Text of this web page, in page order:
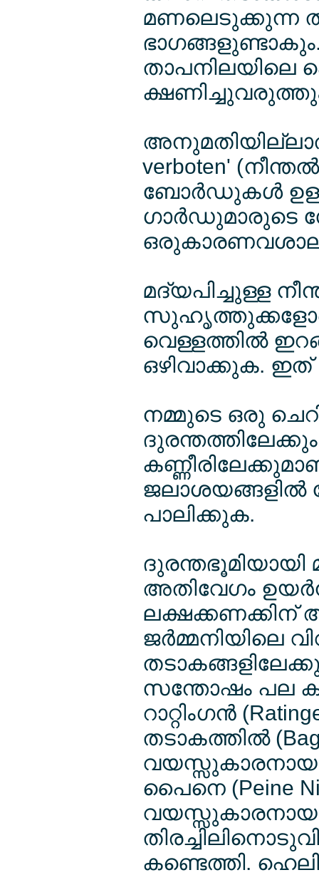
മണലെടുക്കുന്ന
താപനിലയിലെ
verboten'
ബോര്‍ഡുകള്‍
ഗാര്‍ഡുമാരുടെ
മദ്യപിച്ചുള്ള
വെള്ളത്തില്‍
ഒഴിവാക്കുക.
നമ്മുടെ ഒരു
ജലാശയങ്ങളില്‍
പാലിക്കുക.
അതിവേഗം
ലക്ഷക്കണക്കിന്
ജര്‍മ്മനിയിലെ
സന്തോഷം പല
റാറ്റിംഗന്‍
തടാകത്തില്‍
വയസ്സുകാരനായ
പൈനെ (Peine
വയസ്സുകാരനായ
കണ്ടെത്തി.